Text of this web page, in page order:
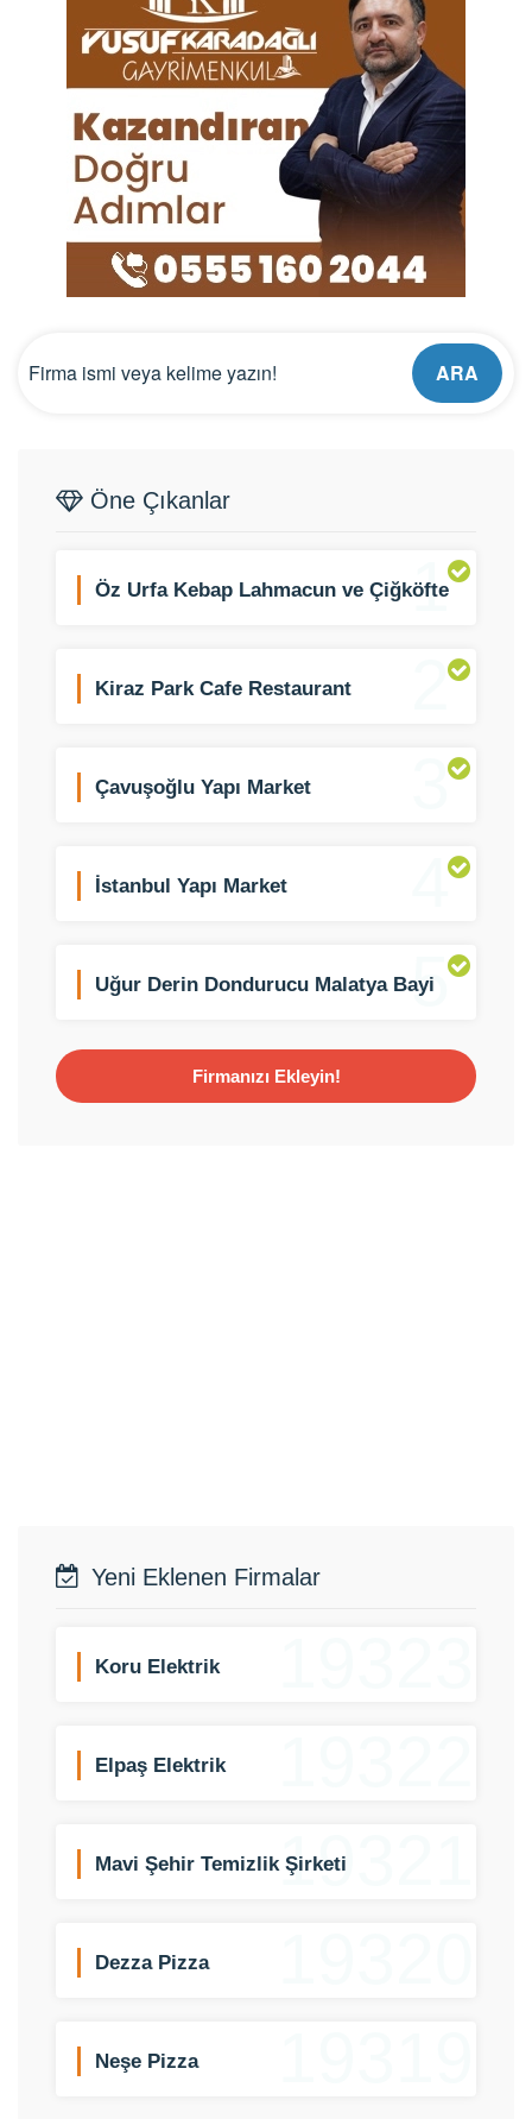
ARA
Öne Çıkanlar
1
Öz Urfa Kebap Lahmacun ve Çiğköfte
2
Kiraz Park Cafe Restaurant
3
Çavuşoğlu Yapı Market
4
İstanbul Yapı Market
5
Uğur Derin Dondurucu Malatya Bayi
Firmanızı Ekleyin!
Yeni Eklenen Firmalar
Koru Elektrik
Elpaş Elektrik
19321
Mavi Şehir Temizlik Şirketi
Dezza Pizza
Neşe Pizza